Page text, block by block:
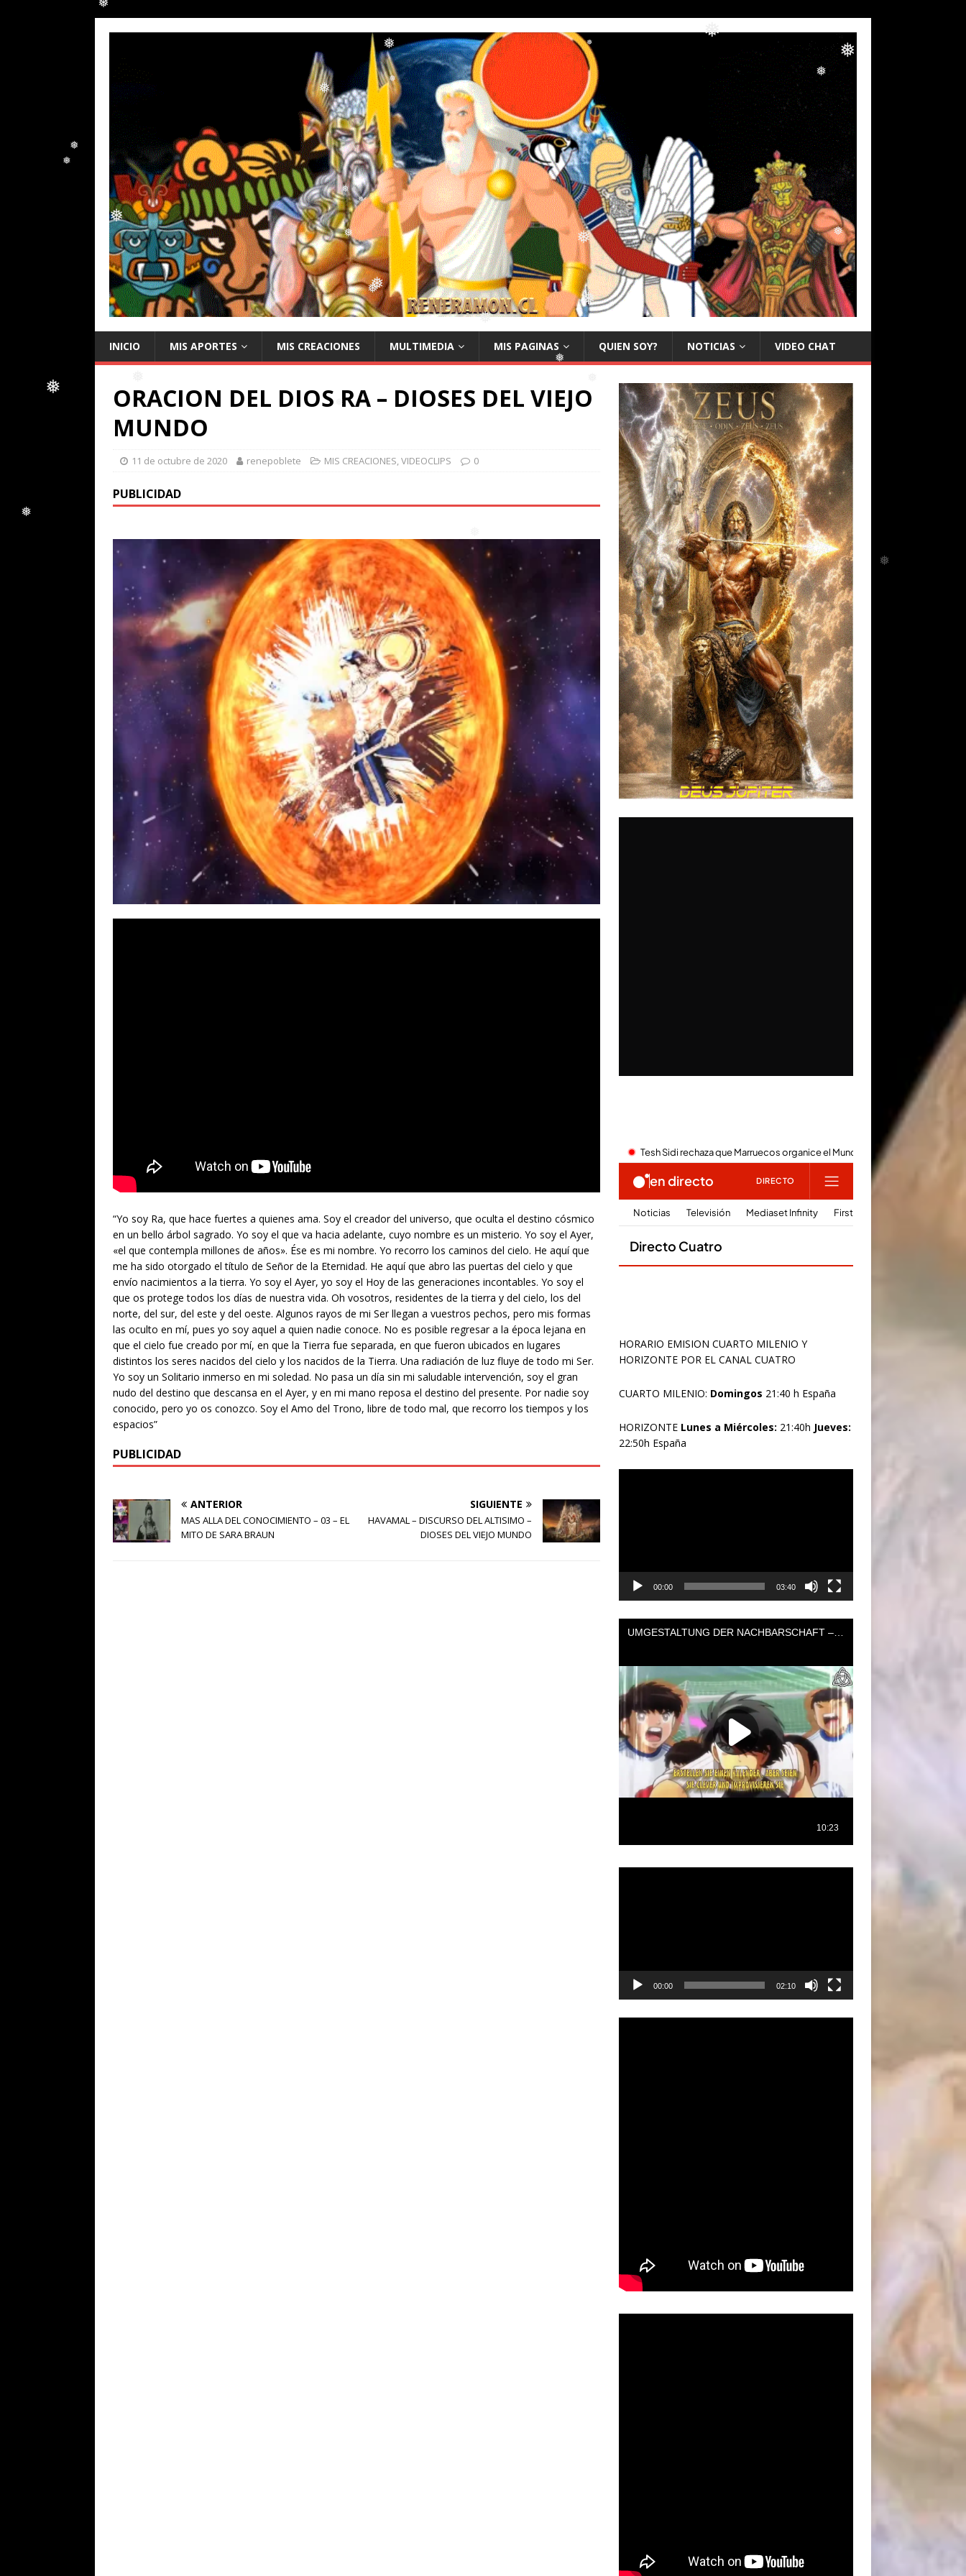
❅
❅
❅
❅
❅
❅
❅
❅
❅
❅
❅
❅
❅ ❅ ❅
❅
❅
❅
INICIO MIS APORTES MIS CREACIONES MULTIMEDIA MIS PAGINAS QUIEN SOY? NOTICIAS VIDEO CHAT
ORACION DEL DIOS RA – DIOSES DEL VIEJO
MUNDO
11 de octubre de 2020 renepoblete MIS CREACIONES,VIDEOCLIPS 0
PUBLICIDAD
“Yo soy Ra, que hace fuertes a quienes ama. Soy el creador del universo, que oculta el destino cósmico
en un bello árbol sagrado. Yo soy el que va hacia adelante, cuyo nombre es un misterio. Yo soy el Ayer,
«el que contempla millones de años». Ése es mi nombre. Yo recorro los caminos del cielo. He aquí que
me ha sido otorgado el título de Señor de la Eternidad. He aquí que abro las puertas del cielo y que
envío nacimientos a la tierra. Yo soy el Ayer, yo soy el Hoy de las generaciones incontables. Yo soy el
que os protege todos los días de nuestra vida. Oh vosotros, residentes de la tierra y del cielo, los del
norte, del sur, del este y del oeste. Algunos rayos de mi Ser llegan a vuestros pechos, pero mis formas
las oculto en mí, pues yo soy aquel a quien nadie conoce. No es posible regresar a la época lejana en
que el cielo fue creado por mí, en que la Tierra fue separada, en que fueron ubicados en lugares
distintos los seres nacidos del cielo y los nacidos de la Tierra. Una radiación de luz fluye de todo mi Ser.
Yo soy un Solitario inmerso en mi soledad. No pasa un día sin mi saludable intervención, soy el gran
nudo del destino que descansa en el Ayer, y en mi mano reposa el destino del presente. Por nadie soy
conocido, pero yo os conozco. Soy el Amo del Trono, libre de todo mal, que recorro los tiempos y los
espacios”
PUBLICIDAD
ANTERIOR
MAS ALLA DEL CONOCIMIENTO – 03 – EL
MITO DE SARA BRAUN
SIGUIENTE
HAVAMAL – DISCURSO DEL ALTISIMO –
DIOSES DEL VIEJO MUNDO
HORARIO EMISION CUARTO MILENIO Y
HORIZONTE POR EL CANAL CUATRO
CUARTO MILENIO: Domingos 21:40 h España
HORIZONTE Lunes a Miércoles: 21:40h Jueves:
22:50h España
00:00 03:40
00:00 02:10